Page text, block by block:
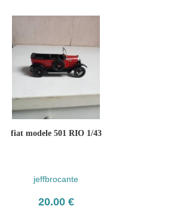
fiat modele 501 RIO 1/43
jeffbrocante
20.00 €